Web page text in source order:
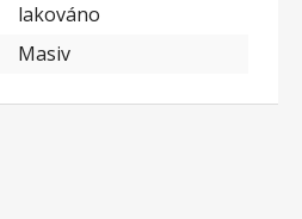
lakováno
Masiv